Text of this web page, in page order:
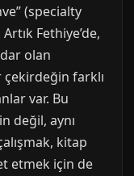
(specialty
Fethiye’de,
olan
farklı
var. Bu
değil, aynı
kitap
etmek için de